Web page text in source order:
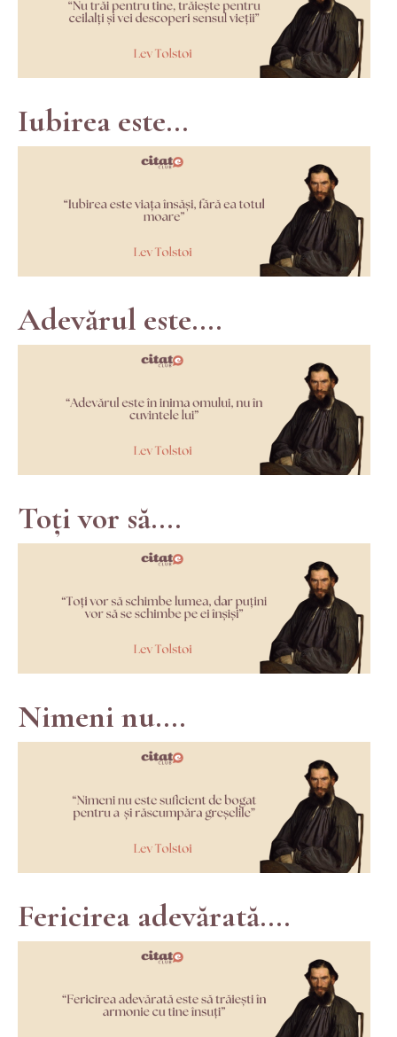
Iubirea este...
Adevărul este....
Toți vor să....
Nimeni nu....
Fericirea adevărată....